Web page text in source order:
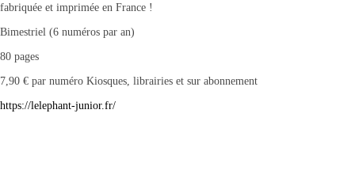
fabriquée et imprimée en France !
Bimestriel (6 numéros par an)
80 pages
7,90 € par numéro Kiosques, librairies et sur abonnement
https://lelephant-junior.fr/